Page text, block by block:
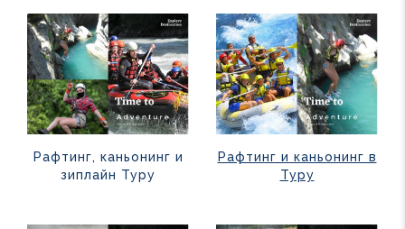
Рафтинг, каньонинг и
зиплайн Туру
Рафтинг и каньонинг в
Туру